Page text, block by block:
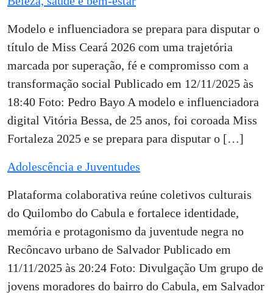
Modelo e influenciadora se prepara para disputar o
título de Miss Ceará 2026 com uma trajetória
marcada por superação, fé e compromisso com a
transformação social Publicado em 12/11/2025 às
18:40 Foto: Pedro Bayo A modelo e influenciadora
digital Vitória Bessa, de 25 anos, foi coroada Miss
Fortaleza 2025 e se prepara para disputar o […]
Adolescência e Juventudes
Plataforma colaborativa reúne coletivos culturais
do Quilombo do Cabula e fortalece identidade,
memória e protagonismo da juventude negra no
Recôncavo urbano de Salvador Publicado em
11/11/2025 às 20:24 Foto: Divulgação Um grupo de
jovens moradores do bairro do Cabula, em Salvador